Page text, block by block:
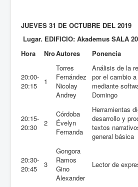
JUEVES 31 DE OCTUBRE DEL 2019
Lugar. EDIFICIO: Akademus SALA
Hora
NroAutores Ponencia
20:00-
20:15
1
Torres
Fernández
Nicolay
Andrey
Análisis de la
por el cambio
mediante
Domingo
20:15-
20:30
2
Córdoba
Évelyn
Fernanda
Herramientas
desarrollo y
textos
general básica
20:30-
20:45
3
Gongora
Ramos
Gino
Alexander
Lector de